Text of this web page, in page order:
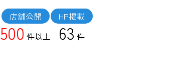
店舗公開
500 件以上
HP掲載
63 件